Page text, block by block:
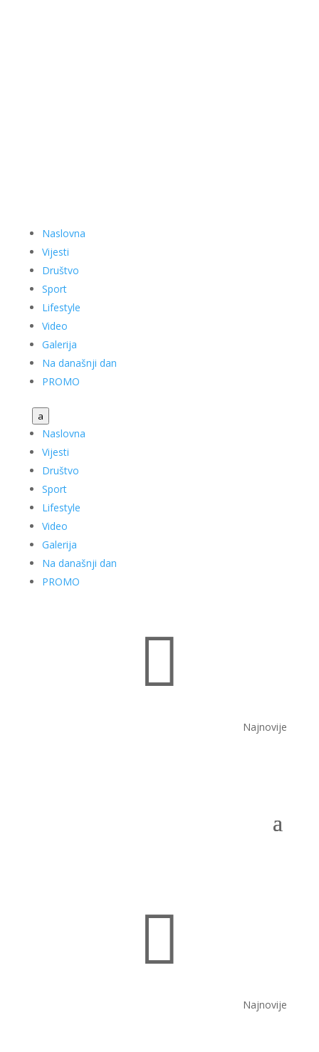
Naslovna
Vijesti
Društvo
Sport
Lifestyle
Video
Galerija
Na današnji dan
PROMO
a
Naslovna
Vijesti
Društvo
Sport
Lifestyle
Video
Galerija
Na današnji dan
PROMO

Najnovije

Najnovije